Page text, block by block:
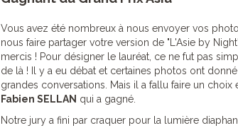
Vous avez été nombreux à nous envoyer vos
nous faire partager votre version de "L'Asie by
mercis ! Pour désigner le lauréat, ce ne fut pas
de là ! Il y a eu débat et certaines photos ont
grandes conversations. Mais il a fallu faire un choix
Fabien SELLAN qui a gagné.
Notre jury a fini par craquer pour la lumière